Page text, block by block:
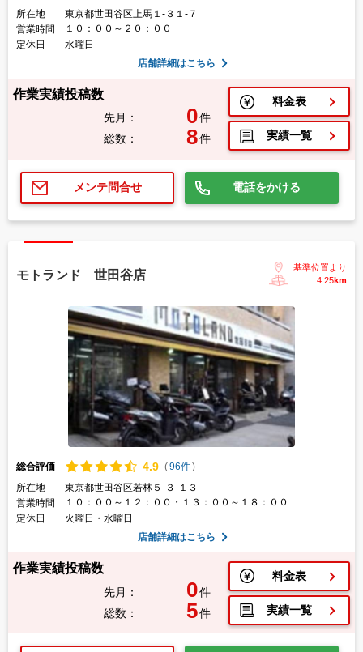
所在地
東京都世田谷区上馬１-３１-７
営業時間
１０：００～２０：００
定休日
水曜日
店舗詳細はこちら
作業実績投稿数
先月： 0件
総数：
8件
料金表
実績一覧
メンテ問合せ 電話をかける
モトランド 世田谷店
基準位置より
4.25km
総合評価 4.9 (96件)
所在地
東京都世田谷区若林５-３-１３
営業時間
１０：００～１２：００・１３：００～１８：００
定休日
火曜日・水曜日
店舗詳細はこちら
作業実績投稿数
先月： 0件
総数：
5件
料金表
実績一覧